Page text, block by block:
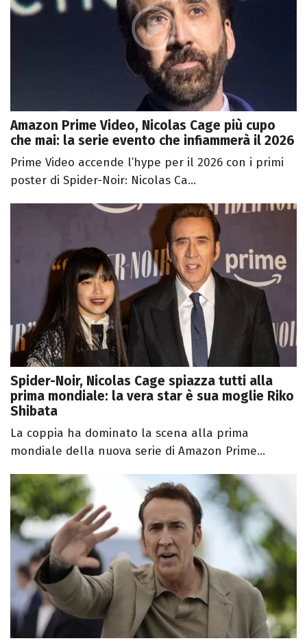
Amazon Prime Video, Nicolas Cage più cupo
che mai: la serie evento che infiammerà il 2026
Prime Video accende l’hype per il 2026 con i primi
poster di Spider-Noir: Nicolas Ca...
Spider-Noir, Nicolas Cage spiazza tutti alla
prima mondiale: la vera star è sua moglie Riko
Shibata
La coppia ha dominato la scena alla prima
mondiale della nuova serie di Amazon Prime...